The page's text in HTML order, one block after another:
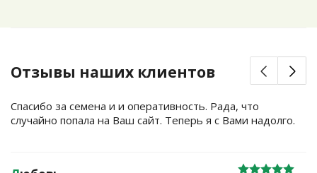
Отзывы наших клиентов
Спасибо за семена и и оперативность. Рада, что
случайно попала на Ваш сайт. Теперь я с Вами надолго.